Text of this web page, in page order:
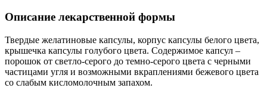
Описание лекарственной формы
Твердые желатиновые капсулы, корпус капсулы белого цвета,
крышечка капсулы голубого цвета. Содержимое капсул –
порошок от светло-серого до темно-серого цвета с черными
частицами угля и возможными вкраплениями бежевого цвета
со слабым кисломолочным запахом.